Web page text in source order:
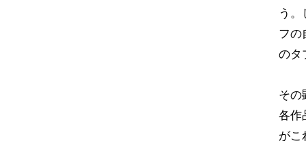
う
フの
のタ
その
各作
がこ